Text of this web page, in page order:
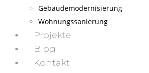
Gebäudemodernisierung
Wohnungssanierung
Projekte
Blog
Kontakt